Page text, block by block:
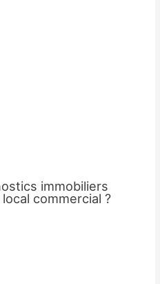
immobiliers
commercial ?